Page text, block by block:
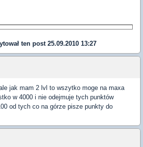
ten post 25.09.2010 13:27
jak mam 2 lvl to wszytko moge na maxa
w 4000 i nie odejmuje tych punktów
od tych co na górze pisze punkty do